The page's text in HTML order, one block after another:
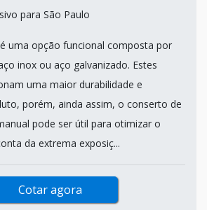
para São Paulo
uma opção funcional composta por
inox ou aço galvanizado. Estes
uma maior durabilidade e
porém, ainda assim, o conserto de
pode ser útil para otimizar o
da extrema exposiç...
Cotar agora